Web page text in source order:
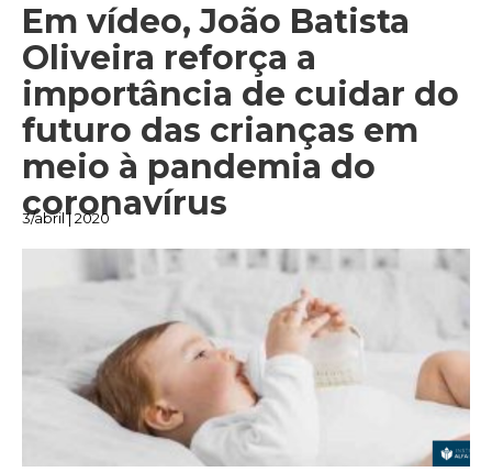
Em vídeo, João Batista
Oliveira reforça a
importância de cuidar do
futuro das crianças em
meio à pandemia do
coronavírus
3/abril | 2020